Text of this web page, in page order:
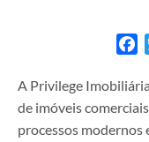
A Privilege
de imóveis
processos modernos